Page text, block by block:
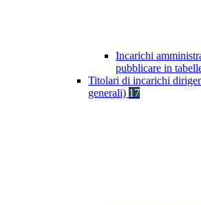
Incarichi
pubblicare in
Titolari di incarichi
generali) 17